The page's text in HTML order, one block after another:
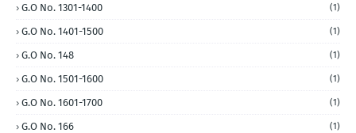
G.O No. 1301-1400 (1)
G.O No. 1401-1500 (1)
G.O No. 148 (1)
G.O No. 1501-1600 (1)
G.O No. 1601-1700 (1)
G.O No. 166 (1)